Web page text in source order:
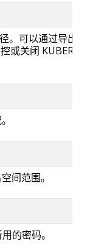
。可以通过导出
或关闭
间范围。
的密码。